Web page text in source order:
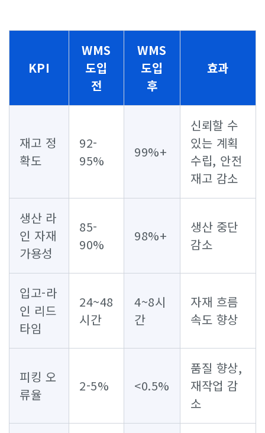
KPI
WMS
도입
전
WMS
도입
후
효과
재고 정
확도
92-
95%
99%+
신뢰할 수
있는 계획
수립, 안전
재고 감소
생산 라
인 자재
가용성
85-
90%
98%+
생산 중단
감소
입고-라
인 리드
타임
24~48
시간
4~8시
간
자재 흐름
속도 향상
피킹 오
류율
2-5% <0.5%
품질 향상,
재작업 감
소